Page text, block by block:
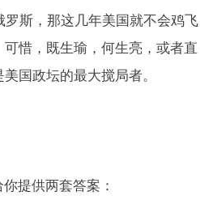
斯，那这几年美国就不会鸡飞
惜，既生瑜，何生亮，或者直
国政坛的最大搅局者。
提供两套答案：